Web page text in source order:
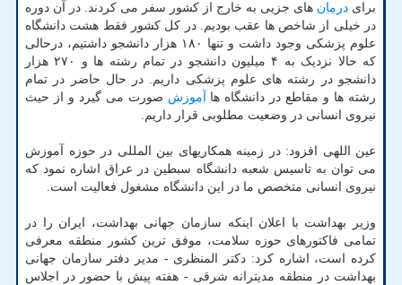
برای درمان های جزیی به خارج از کشور سفر می کردند. در آن دوره
در خیلی از شاخص ها عقب بودیم. در کل کشور فقط هشت دانشگاه
علوم پزشکی وجود داشت و تنها ۱۸۰ هزار دانشجو داشتیم، درحالی
که حالا نزدیک به ۴ میلیون دانشجو در تمام رشته ها و ۲۷۰ هزار
دانشجو در رشته های علوم پزشکی داریم. در حال حاضر در تمام
رشته ها و مقاطع در دانشگاه ها
آموزش صورت می گیرد و از حیث
نیروی انسانی در وضعیت مطلوبی قرار داریم.
عین اللهی افزود: در زمینه همکاریهای بین المللی در حوزه آموزش
می توان به تاسیس شعبه دانشگاه سبطین در عراق اشاره نمود که
نیروی انسانی متخصص ما در این دانشگاه مشغول فعالیت است.
وزیر بهداشت با اعلان اینکه سازمان جهانی بهداشت، ایران را در
تمامی فاکتورهای حوزه سلامت، موفق ترین کشور منطقه معرفی
کرده است، اشاره کرد: دکتر المنظری - مدیر دفتر سازمان جهانی
بهداشت در منطقه مدیترانه شرقی - هفته پیش با حضور در اجلاس